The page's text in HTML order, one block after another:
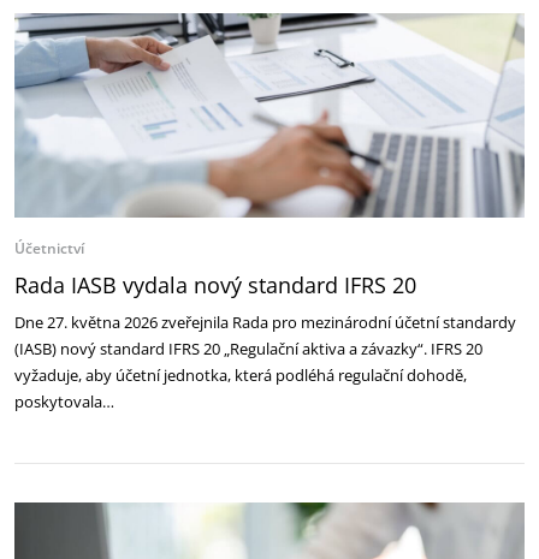
Účetnictví
Rada IASB vydala nový standard IFRS 20
Dne 27. května 2026 zveřejnila Rada pro mezinárodní účetní standardy
(IASB) nový standard IFRS 20 „Regulační aktiva a závazky“. IFRS 20
vyžaduje, aby účetní jednotka, která podléhá regulační dohodě,
poskytovala…